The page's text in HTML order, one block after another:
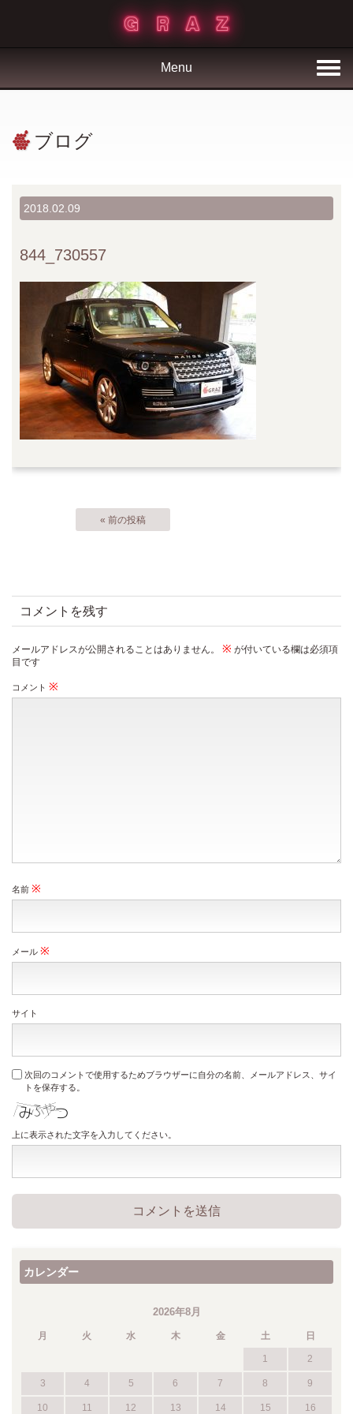
Menu
ブログ
2018.02.09
844_730557
« 前の投稿
コメントを残す
メールアドレスが公開されることはありません。 ※ が付いている欄は必須項
目です
コメント ※
名前 ※
メール ※
サイト
次回のコメントで使用するためブラウザーに自分の名前、メールアドレス、サイ
トを保存する。
上に表示された文字を入力してください。
カレンダー
2026年8月
月 火 水 木 金 土 日
1 2
3 4 5 6 7 8 9
10 11 12 13 14 15 16